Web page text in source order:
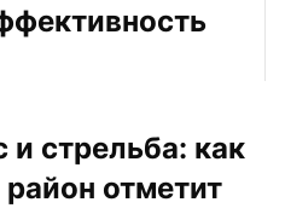
и стрельба: как
отметит